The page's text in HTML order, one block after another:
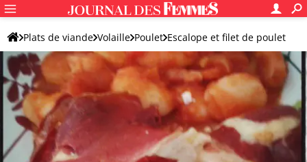
Plats de viande Volaille Poulet Escalope et filet de poulet